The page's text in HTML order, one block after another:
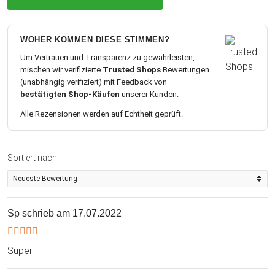
WOHER KOMMEN DIESE STIMMEN?
Um Vertrauen und Transparenz zu gewährleisten,
mischen wir verifizierte Trusted Shops Bewertungen
(unabhängig verifiziert) mit Feedback von
bestätigten Shop-Käufen unserer Kunden.
Alle Rezensionen werden auf Echtheit geprüft.
Sortiert nach
Sp schrieb am 17.07.2022
Super